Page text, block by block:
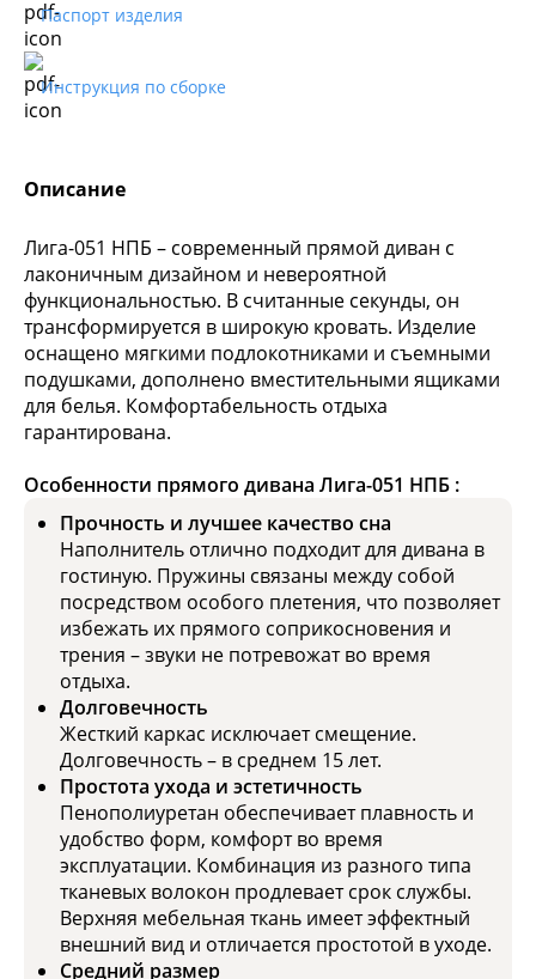
Описание
Лига-051 НПБ – современный прямой диван с
лаконичным дизайном и невероятной
функциональностью. В считанные секунды, он
трансформируется в широкую кровать. Изделие
оснащено мягкими подлокотниками и съемными
подушками, дополнено вместительными ящиками
для белья. Комфортабельность отдыха
гарантирована.
Особенности прямого дивана Лига-051 НПБ :
Прочность и лучшее качество сна
Наполнитель отлично подходит для дивана в
гостиную. Пружины связаны между собой
посредством особого плетения, что позволяет
избежать их прямого соприкосновения и
трения – звуки не потревожат во время
отдыха.
Долговечность
Жесткий каркас исключает смещение.
Долговечность – в среднем 15 лет.
Простота ухода и эстетичность
Пенополиуретан обеспечивает плавность и
удобство форм, комфорт во время
эксплуатации. Комбинация из разного типа
тканевых волокон продлевает срок службы.
Верхняя мебельная ткань имеет эффектный
внешний вид и отличается простотой в уходе.
Средний размер
Паспорт изделия
Инструкция по сборке